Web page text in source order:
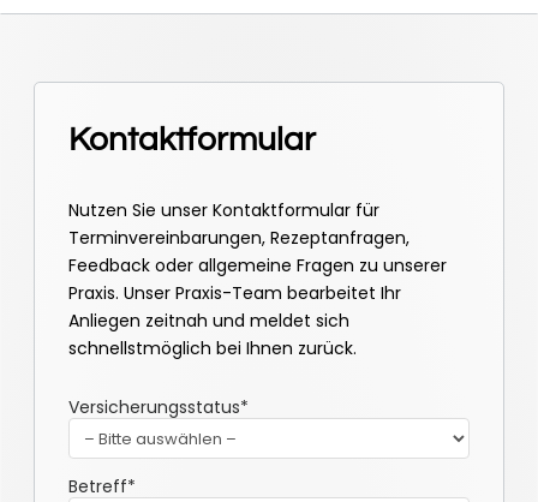
Kontaktformular
Nutzen Sie unser Kontaktformular für
Terminvereinbarungen, Rezeptanfragen,
Feedback oder allgemeine Fragen zu unserer
Praxis. Unser Praxis-Team bearbeitet Ihr
Anliegen zeitnah und meldet sich
schnellstmöglich bei Ihnen zurück.
Versicherungsstatus*
Betreff*